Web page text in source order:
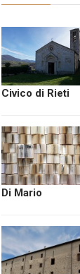
Civico di Rieti
Di Mario